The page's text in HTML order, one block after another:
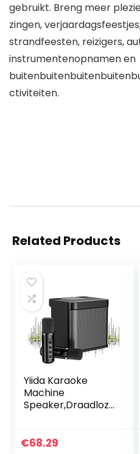
gebruikt. Breng meer
zingen,
strandfeesten, reizigers,
instrumentenopnamen en
ctiviteiten.
Related Products
Yiida Karaoke
Machine
Speaker,Draadloze
Equipment,
€68.29